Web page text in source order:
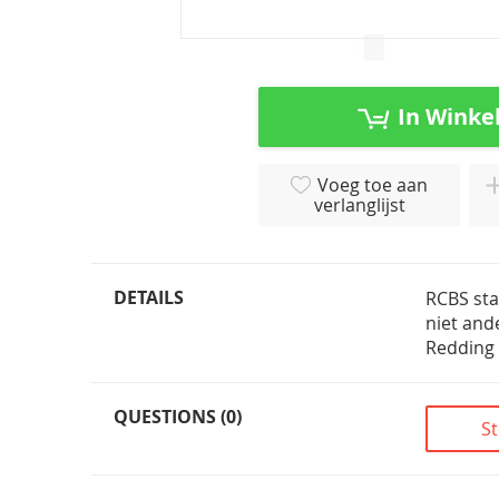
In
Voeg toe aan
verlanglijst
DETAILS
RCBS
niet
QUESTIONS (0)